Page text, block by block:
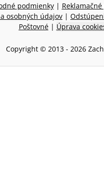
podmienky |
osobných údajov |
Poštovné | Úprava
Copyright © 2013 - 2026